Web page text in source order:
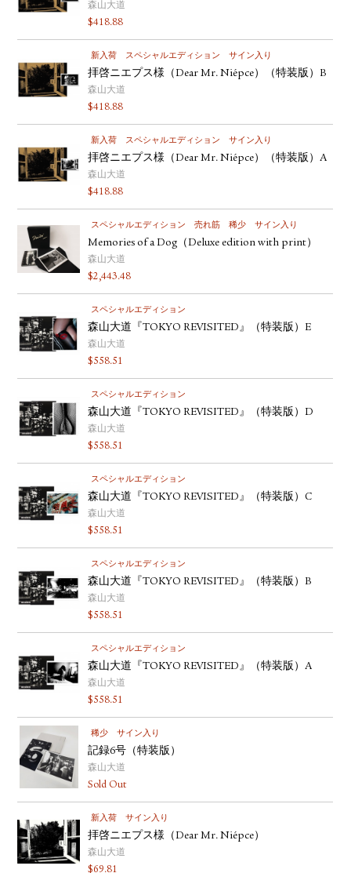
森山大道
$418.88
新入荷 スペシャルエディション サイン入り
拝啓ニエプス様（Dear Mr. Niépce）（特装版）B
森山大道
$418.88
新入荷 スペシャルエディション サイン入り
拝啓ニエプス様（Dear Mr. Niépce）（特装版）A
森山大道
$418.88
スペシャルエディション 売れ筋 稀少 サイン入り
Memories of a Dog（Deluxe edition with print）
森山大道
$2,443.48
スペシャルエディション
森山大道『TOKYO REVISITED』（特装版）E
森山大道
$558.51
スペシャルエディション
森山大道『TOKYO REVISITED』（特装版）D
森山大道
$558.51
スペシャルエディション
森山大道『TOKYO REVISITED』（特装版）C
森山大道
$558.51
スペシャルエディション
森山大道『TOKYO REVISITED』（特装版）B
森山大道
$558.51
スペシャルエディション
森山大道『TOKYO REVISITED』（特装版）A
森山大道
$558.51
稀少 サイン入り
記録6号（特装版）
森山大道
Sold Out
新入荷 サイン入り
拝啓ニエプス様（Dear Mr. Niépce）
森山大道
$69.81